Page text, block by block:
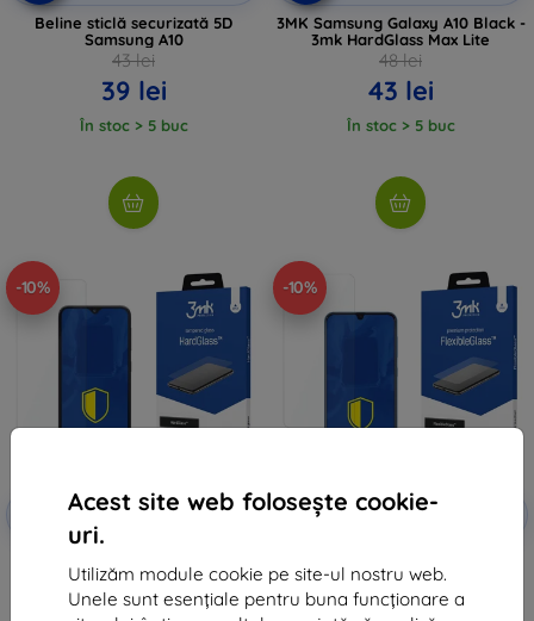
Acest site web folosește cookie-
uri.
Utilizăm module cookie pe site-ul nostru web.
Unele sunt esențiale pentru buna funcționare a
Beline sticlă securizată 5D
Samsung A10
43 lei
39 lei
În stoc > 5 buc
3MK Samsung Galaxy A10 Black -
3mk HardGlass Max Lite
48 lei
43 lei
În stoc > 5 buc
-10%
Reducere
cu cupon
EXTRA10
HardGlass
48 lei
-10%
-10%
Reducere
sticlă hibridă
53 lei